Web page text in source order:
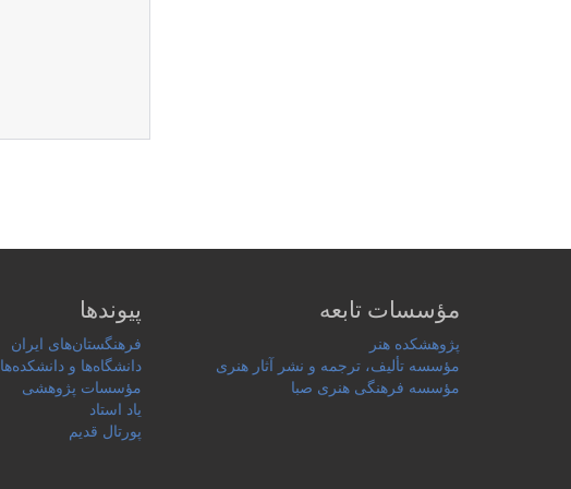
پیوندها
فرهنگستان‌های ایران
دانشگاه‌ها و دانشکده‌ها
مؤسسات پژوهشی
یاد استاد
پورتال قدیم
مؤسسات تابعه
پژوهشکده هنر
مؤسسه تألیف، ترجمه و نشر آثار هنری
مؤسسه فرهنگی هنری صبا